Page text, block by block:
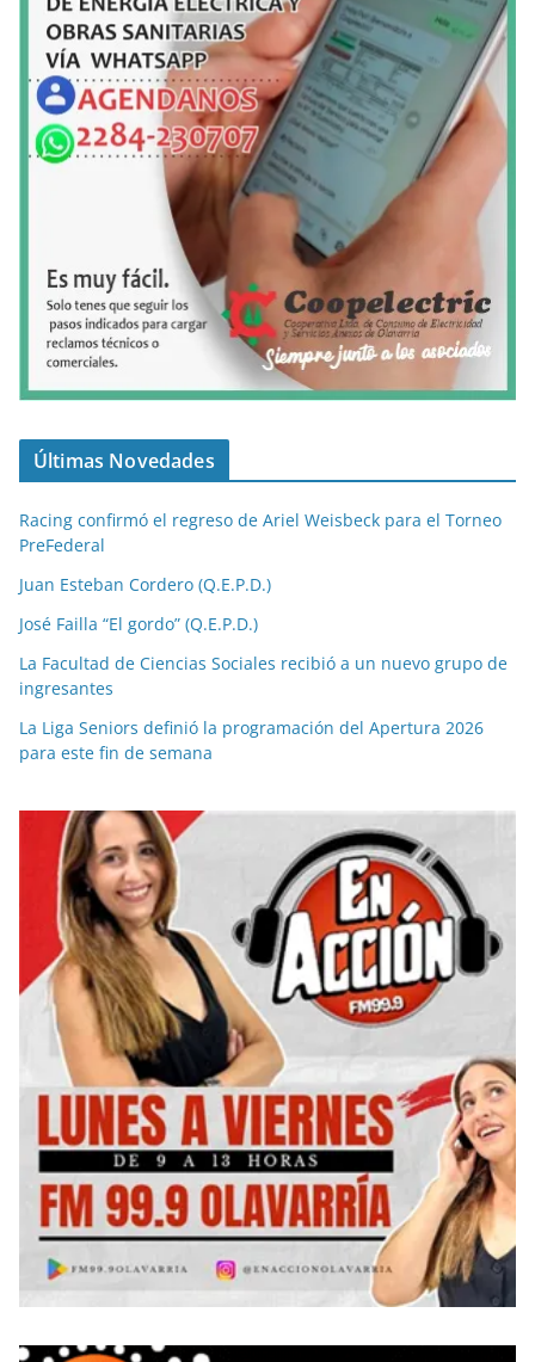
Últimas Novedades
Racing confirmó el regreso de Ariel Weisbeck para el Torneo
PreFederal
Juan Esteban Cordero (Q.E.P.D.)
José Failla “El gordo” (Q.E.P.D.)
La Facultad de Ciencias Sociales recibió a un nuevo grupo de
ingresantes
La Liga Seniors definió la programación del Apertura 2026
para este fin de semana